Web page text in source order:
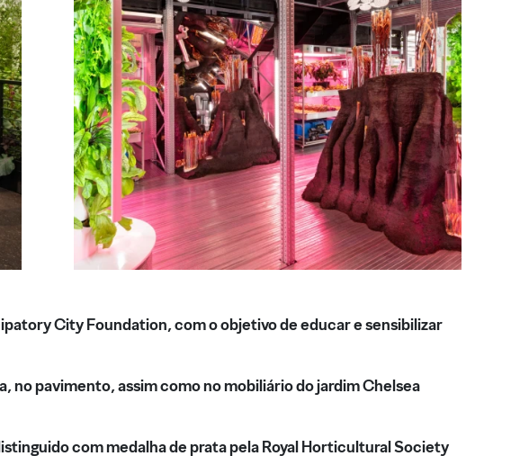
City Foundation, com o objetivo de educar e sensibilizar
no pavimento, assim como no mobiliário do jardim Chelsea
com medalha de prata pela Royal Horticultural Society